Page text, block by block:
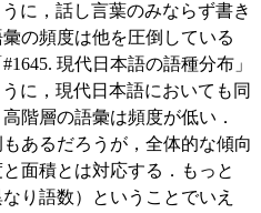
に，話し言葉のみならず書き
の頻度は他を圧倒している
現代日本語の語種分布」
に，現代日本語においても同
階層の語彙は頻度が低い．
あるだろうが，全体的な傾向
面積とは対応する．もっと
り語数）ということでいえ